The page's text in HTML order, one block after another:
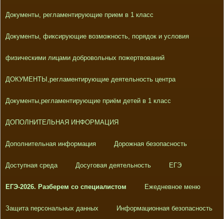
Документы, регламентирующие прием в 1 класс
Документы, фиксирующие возможность, порядок и условия
физическими лицами добровольных пожертвований
ДОКУМЕНТЫ,регламентирующие деятельность центра
Документы,регламентирующие приём детей в 1 класс
ДОПОЛНИТЕЛЬНАЯ ИНФОРМАЦИЯ
Дополнительная информация Дорожная безопасность
Доступная среда Досуговая деятельность ЕГЭ
ЕГЭ-2026. Разберем со специалистом Ежедневное меню
Защита персональных данных Информационная безопасность